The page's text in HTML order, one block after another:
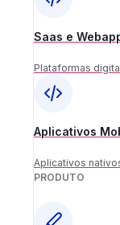
Saas e
Plataformas
Aplicativos
Aplicativos
PRODUTO